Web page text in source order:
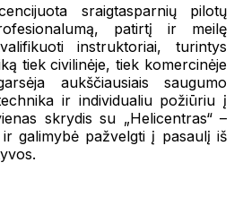
sraigtasparnių pilotų
patirtį ir meilę
instruktoriai, turintys
tiek civilinėje, tiek komercinėje
aukščiausiais saugumo
ir individualiu požiūriu į
skrydis su „Helicentras“ –
galimybė pažvelgti į pasaulį iš